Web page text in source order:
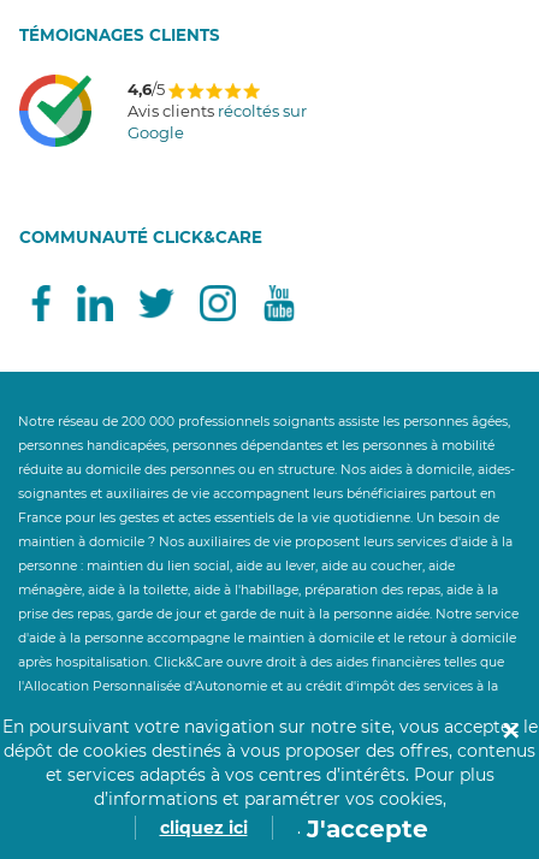
TÉMOIGNAGES CLIENTS
4,6/5
Avis clients récoltés sur
Google
COMMUNAUTÉ CLICK&CARE
Notre réseau de 200 000 professionnels soignants assiste les personnes âgées,
personnes handicapées, personnes dépendantes et les personnes à mobilité
réduite au domicile des personnes ou en structure. Nos aides à domicile, aides-
soignantes et auxiliaires de vie accompagnent leurs bénéficiaires partout en
France pour les gestes et actes essentiels de la vie quotidienne. Un besoin de
maintien à domicile ? Nos auxiliaires de vie proposent leurs services d'aide à la
personne : maintien du lien social, aide au lever, aide au coucher, aide
ménagère, aide à la toilette, aide à l'habillage, préparation des repas, aide à la
prise des repas, garde de jour et garde de nuit à la personne aidée. Notre service
d'aide à la personne accompagne le maintien à domicile et le retour à domicile
après hospitalisation. Click&Care ouvre droit à des aides financières telles que
l'Allocation Personnalisée d'Autonomie et au crédit d'impôt des services à la
établissement ? Click&Care recrute pour vous les soignants et infirmiers les plus
expérimentés et proches de vous.
En poursuivant votre navigation sur notre site, vous acceptez le
dépôt de cookies destinés à vous proposer des offres, contenus
et services adaptés à vos centres d’intérêts. Pour plus
d’informations et paramétrer vos cookies,
cliquez ici
. J'accepte
✕